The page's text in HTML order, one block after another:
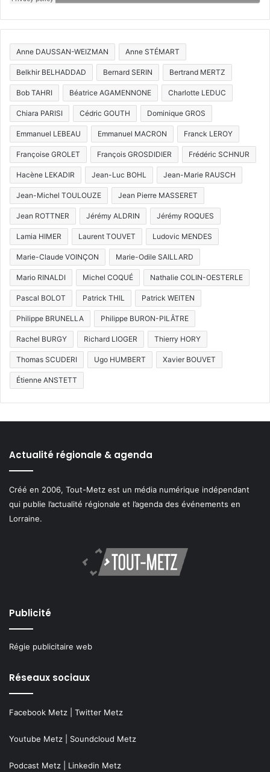
Anne DAUSSAN-WEIZMAN Anne STÉMART
Belkhir BELHADDAD Bernard SERIN Bertrand MERTZ
Bob TAHRI Béatrice AGAMENNONE Charlotte LEDUC
Chiara PARISI Cédric GOUTH Dominique GROS
Emmanuel LEBEAU Emmanuel MACRON Franck LEROY
Françoise GROLET François GROSDIDIER Frédéric SCHNUR
Hacène LEKADIR Jean-Luc BOHL Jean-Marie RAUSCH
Jean-Michel TOULOUZE Jean Pierre MASSERET
Jean ROTTNER Jérémy ALDRIN Jérémy ROQUES
Lamia HIMER Laurent TOUVET Ludovic MENDES
Marie-Claude VOINÇON Marie-Odile SAILLARD
Mario RINALDI Michel COQUÉ Nathalie COLIN-OESTERLE
Pascal BOLOT Patrick THIL Patrick WEITEN
Philippe BRUNELLA Philippe BURON-PILÂTRE
Rachel BURGY Richard LIOGER Thierry HORY
Thomas SCUDERI Ugo HUMBERT Xavier BOUVET
Étienne ANSTETT
Actualité régionale & agenda
Créé en 2006, Tout-Metz est un média numérique indépendant
qui publie l’actualité régionale et l’agenda des événements en
Lorraine.
Publicité
Régie publicitaire web
Réseaux sociaux
Facebook Metz Twitter Metz
Youtube Metz Soundcloud Metz
Podcast Metz Linkedin Metz